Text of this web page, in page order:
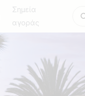
Σημεία
αγοράς